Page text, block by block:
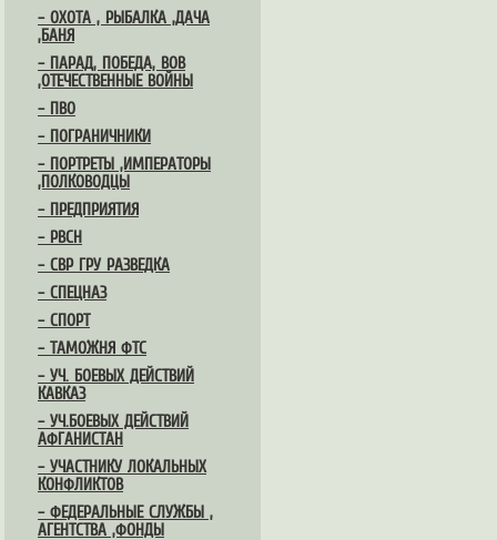
– ОХОТА , РЫБАЛКА ,ДАЧА
,БАНЯ
– ПАРАД, ПОБЕДА, ВОВ
,ОТЕЧЕСТВЕННЫЕ ВОЙНЫ
– ПВО
– ПОГРАНИЧНИКИ
– ПОРТРЕТЫ ,ИМПЕРАТОРЫ
,ПОЛКОВОДЦЫ
– ПРЕДПРИЯТИЯ
– РВСН
– СВР ГРУ РАЗВЕДКА
– СПЕЦНАЗ
– СПОРТ
– ТАМОЖНЯ ФТС
– УЧ. БОЕВЫХ ДЕЙСТВИЙ
КАВКАЗ
– УЧ.БОЕВЫХ ДЕЙСТВИЙ
АФГАНИСТАН
– УЧАСТНИКУ ЛОКАЛЬНЫХ
КОНФЛИКТОВ
– ФЕДЕРАЛЬНЫЕ СЛУЖБЫ ,
АГЕНТСТВА ,ФОНДЫ